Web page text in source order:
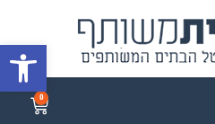
פתח
0